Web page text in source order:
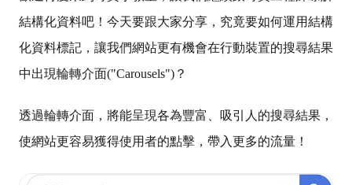
結構化資料吧！今天要跟大家分享，究竟要如何運用結構
化資料標記，讓我們網站更有機會在行動裝置的搜尋結果
中出現輪轉介面("Carousels")？
透過輪轉介面，將能呈現各為豐富、吸引人的搜尋結果，
使網站更容易獲得使用者的點擊，帶入更多的流量！